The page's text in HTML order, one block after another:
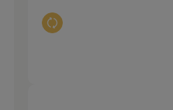
Auswahl ändern